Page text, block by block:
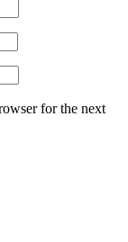
for the next